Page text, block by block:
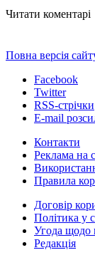
Читати коментарі
Повна версія
Facebook
Twitter
RSS-стрічки
E-mail
Контакти
Реклама на
Правила
Договір
Політика у
Угода щодо
Редакція